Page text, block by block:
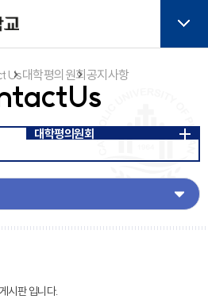
대학평의원회 공지사항
대학평의원회
시판 입니다.